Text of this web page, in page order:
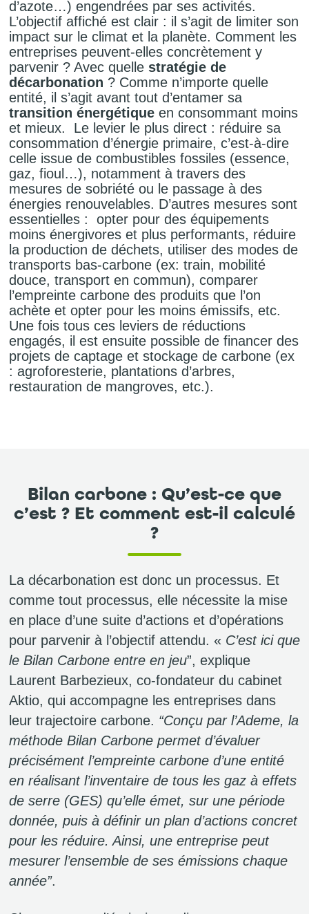
d’azote…) engendrées par ses activités.
L’objectif affiché est clair : il s’agit de limiter son
impact sur le climat et la planète. Comment les
entreprises peuvent-elles concrètement y
parvenir ? Avec quelle stratégie de
décarbonation ? Comme n’importe quelle
entité, il s’agit avant tout d’entamer sa
transition énergétique en consommant moins
et mieux. Le levier le plus direct : réduire sa
consommation d’énergie primaire, c’est-à-dire
celle issue de combustibles fossiles (essence,
gaz, fioul…), notamment à travers des
mesures de sobriété ou le passage à des
énergies renouvelables. D’autres mesures sont
essentielles : opter pour des équipements
moins énergivores et plus performants, réduire
la production de déchets, utiliser des modes de
transports bas-carbone (ex: train, mobilité
douce, transport en commun), comparer
l’empreinte carbone des produits que l’on
achète et opter pour les moins émissifs, etc.
Une fois tous ces leviers de réductions
engagés, il est ensuite possible de financer des
projets de captage et stockage de carbone (ex
: agroforesterie, plantations d’arbres,
restauration de mangroves, etc.).
Bilan carbone : Qu’est-ce que
c’est ? Et comment est-il calculé
?
La décarbonation est donc un processus. Et
comme tout processus, elle nécessite la mise
en place d’une suite d’actions et d’opérations
pour parvenir à l’objectif attendu. « C’est ici que
le Bilan Carbone entre en jeu”, explique
Laurent Barbezieux, co-fondateur du cabinet
Aktio, qui accompagne les entreprises dans
leur trajectoire carbone. “Conçu par l’Ademe, la
méthode Bilan Carbone permet d’évaluer
précisément l’empreinte carbone d’une entité
en réalisant l’inventaire de tous les gaz à effets
de serre (GES) qu’elle émet, sur une période
donnée, puis à définirun plan d’actions concret
pour les réduire. Ainsi, une entreprise peut
mesurer l’ensemble de ses émissions chaque
année”.